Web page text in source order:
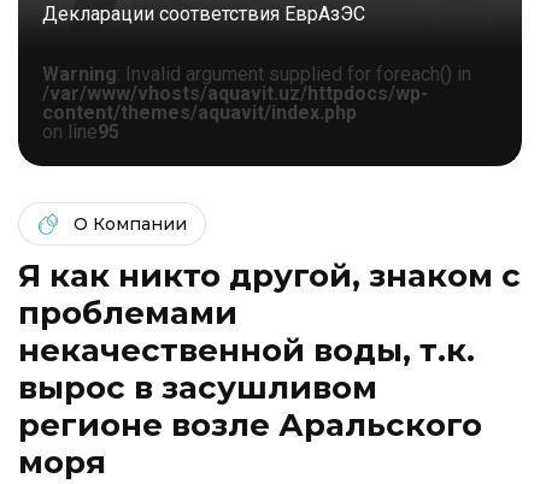
Декларации соответствия ЕврАзЭС
Warning: Invalid argument supplied for foreach() in
/var/www/vhosts/aquavit.uz/httpdocs/wp-
content/themes/aquavit/index.php
on line95
О Компании
Я как никто другой, знаком c
проблемами
некачественной воды, т.к.
вырос в засушливом
регионе возле Аральского
моря